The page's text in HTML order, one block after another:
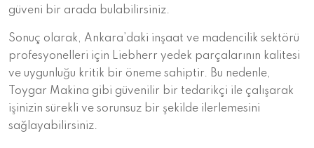
güveni bir arada bulabilirsiniz.
Sonuç olarak, Ankara’daki inşaat ve madencilik sektörü
profesyonelleri için Liebherr yedek parçalarının kalitesi
ve uygunluğu kritik bir öneme sahiptir. Bu nedenle,
Toygar Makina gibi güvenilir bir tedarikçi ile çalışarak
işinizin sürekli ve sorunsuz bir şekilde ilerlemesini
sağlayabilirsiniz.